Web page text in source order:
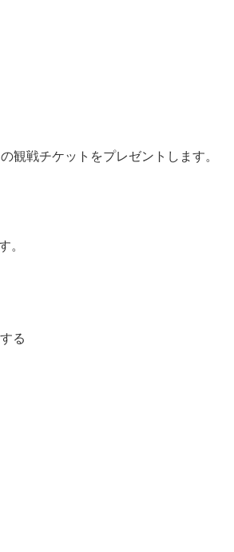
観戦チケットをプレゼントします。
。
る